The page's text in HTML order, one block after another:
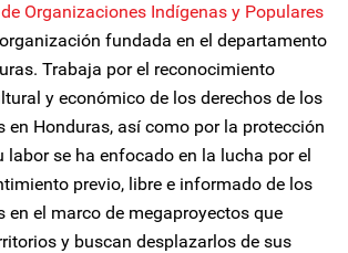
Organizaciones Indígenas y Populares
fundada en el departamento
Trabaja por el reconocimiento
y económico de los derechos de los
en Honduras, así como por la protección
labor se ha enfocado en la lucha por el
previo, libre e informado de los
en el marco de megaproyectos que
y buscan desplazarlos de sus